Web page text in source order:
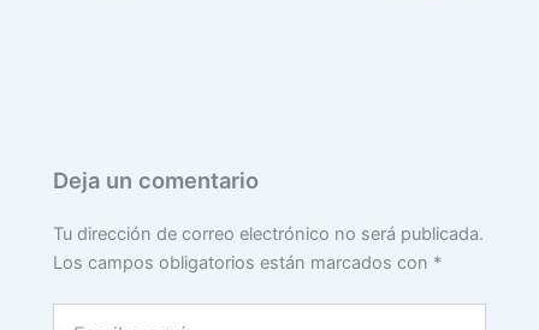
Deja un comentario
Tu dirección de correo electrónico no será publicada.
Los campos obligatorios están marcados con *